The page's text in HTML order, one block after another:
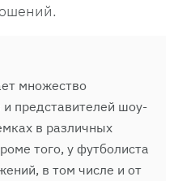
множество
представителей шоу-
в различных
того, у футболиста
в том числе и от